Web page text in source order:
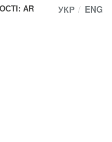
AR
УКР ENG